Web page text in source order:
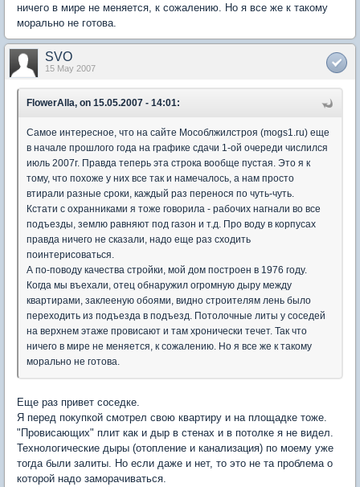
ничего в мире не меняется, к сожалению. Но я все же к такому
морально не готова.
SVO
15 May 2007
FlowerAlla, on 15.05.2007 - 14:01:
Самое интересное, что на сайте Мособлжилстроя (mogs1.ru) еще
в начале прошлого года на графике сдачи 1-ой очереди числился
июль 2007г. Правда теперь эта строка вообще пустая. Это я к
тому, что похоже у них все так и намечалось, а нам просто
втирали разные сроки, каждый раз перенося по чуть-чуть.
Кстати с охранниками я тоже говорила - рабочих нагнали во все
подъезды, землю равняют под газон и т.д. Про воду в корпусах
правда ничего не сказали, надо еще раз сходить
поинтерисоваться.
А по-поводу качества стройки, мой дом построен в 1976 году.
Когда мы въехали, отец обнаружил огромную дыру между
квартирами, заклееную обоями, видно строителям лень было
переходить из подъезда в подъезд. Потолочные литы у соседей
на верхнем этаже провисают и там хронически течет. Так что
ничего в мире не меняется, к сожалению. Но я все же к такому
морально не готова.
Еще раз привет соседке.
Я перед покупкой смотрел свою квартиру и на площадке тоже.
"Провисающих" плит как и дыр в стенах и в потолке я не видел.
Технологические дыры (отопление и канализация) по моему уже
тогда были залиты. Но если даже и нет, то это не та проблема о
которой надо заморачиваться.